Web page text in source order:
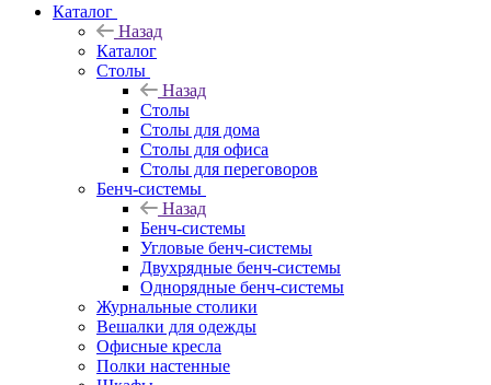
Каталог
Назад
Каталог
Столы
Назад
Столы
Столы для дома
Столы для офиса
Столы для переговоров
Бенч-системы
Назад
Бенч-системы
Угловые бенч-системы
Двухрядные бенч-системы
Однорядные бенч-системы
Журнальные столики
Вешалки для одежды
Офисные кресла
Полки настенные